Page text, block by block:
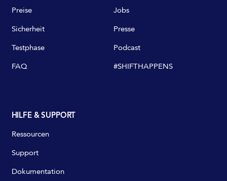
Preise
Sicherheit
Testphase
FAQ
Jobs
Presse
Podcast
#SHIFTHAPPENS
HILFE & SUPPORT
Ressourcen
Support
Dokumentation